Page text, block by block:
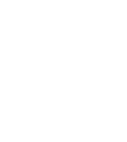
の第一歩 か